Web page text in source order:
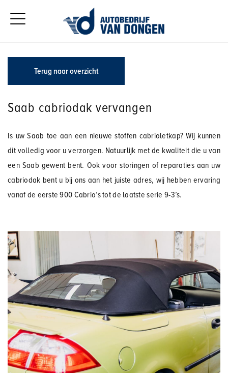
Terug naar overzicht
Saab cabriodak vervangen
Is uw Saab toe aan een nieuwe stoffen cabrioletkap? Wij kunnen
dit volledig voor u verzorgen. Natuurlijk met de kwaliteit die u van
een Saab gewent bent. Ook voor storingen of reparaties aan uw
cabriodak bent u bij ons aan het juiste adres, wij hebben ervaring
vanaf de eerste 900 Cabrio’s tot de laatste serie 9-3’s.